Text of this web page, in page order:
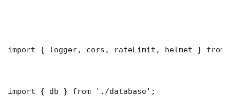
import { logger, cors, rateLimit, helmet } from
import { db } from './database';